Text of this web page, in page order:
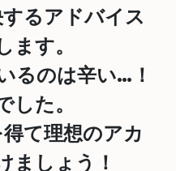
るアドバイス
ます。
るのは辛い…！
した。
て理想のアカ
ましょう！